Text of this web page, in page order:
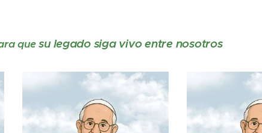
quesu legado siga vivo entre nosotros